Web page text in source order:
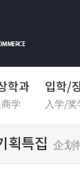
학과
学
입학/
入学/奖
획특집 企划